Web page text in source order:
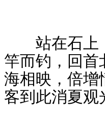
站在石上，
竿而钓，回首
海相映，倍增
客到此消夏观